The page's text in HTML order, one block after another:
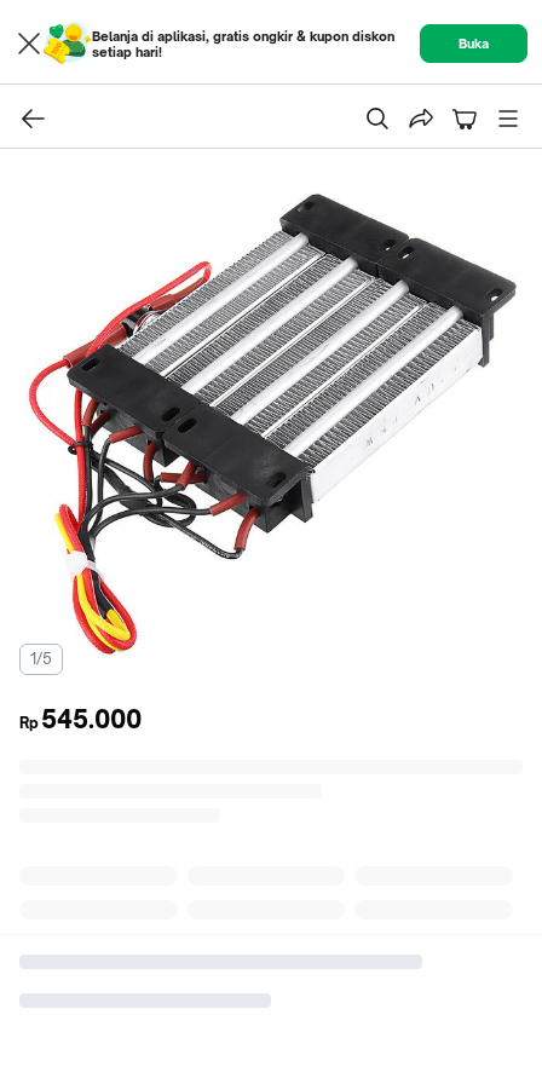
Belanja di aplikasi, gratis ongkir & kupon diskon
setiap hari!
Buka
1/5
Rp 545.000